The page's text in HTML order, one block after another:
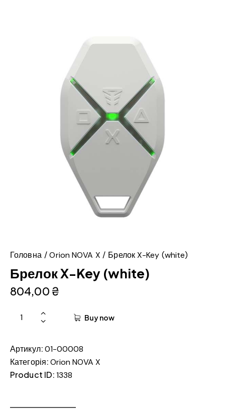
Головна Orion NOVA X Брелок X-Key (white)
Брелок X-Key (white)
804,00 ₴
Buy now
Артикул:01-00008
Категорія:Orion NOVA X
Product ID:1338